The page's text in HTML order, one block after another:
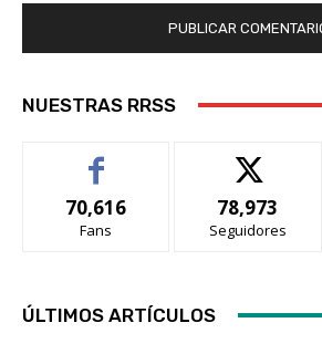
NUESTRAS RRSS
70,616
Fans
78,973
Seguidores
ÚLTIMOS ARTÍCULOS